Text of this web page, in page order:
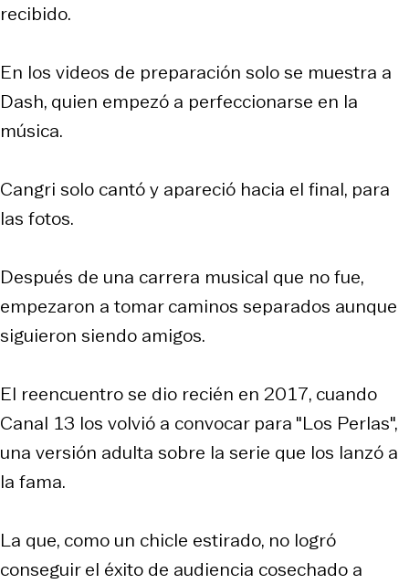
recibido.
En los videos de preparación solo se muestra a
Dash, quien empezó a perfeccionarse en la
música.
Cangri solo cantó y apareció hacia el final, para
las fotos.
Después de una carrera musical que no fue,
empezaron a tomar caminos separados aunque
siguieron siendo amigos.
El reencuentro se dio recién en 2017, cuando
Canal 13 los volvió a convocar para "Los Perlas",
una versión adulta sobre la serie que los lanzó a
la fama.
La que, como un chicle estirado, no logró
conseguir el éxito de audiencia cosechado a